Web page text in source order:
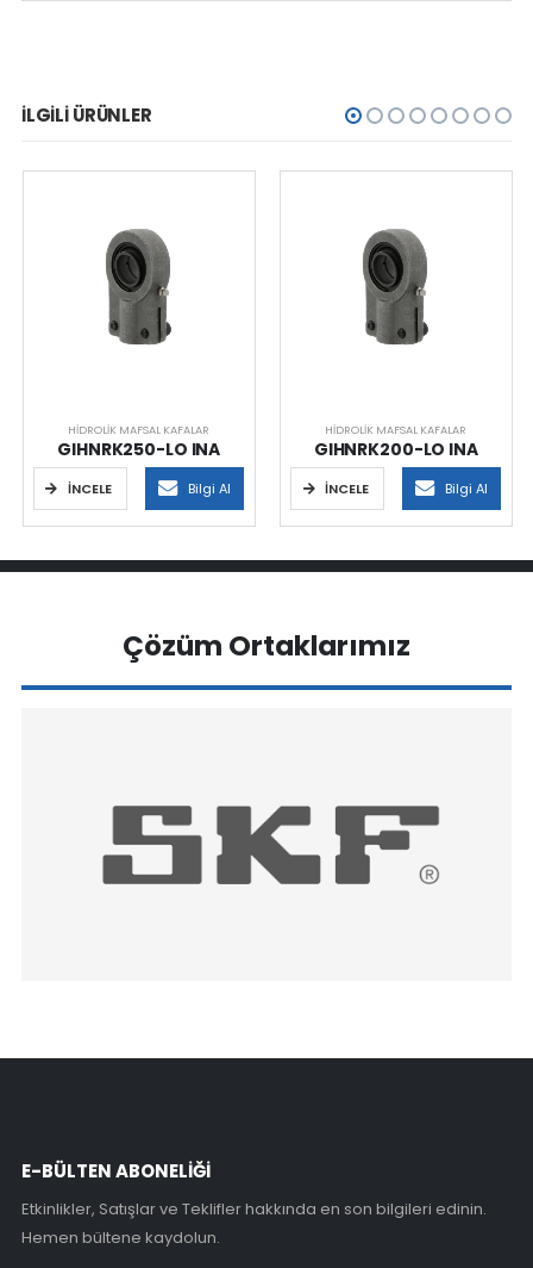
İLGILI ÜRÜNLER
HIDROLIK MAFSAL KAFALAR
GIHNRK250-LO INA
İNCELE Bilgi Al
HIDROLIK MAFSAL KAFALAR
GIHNRK200-LO INA
İNCELE Bilgi Al
Çözüm Ortaklarımız
E-BÜLTEN ABONELİĞİ
Etkinlikler, Satışlar ve Teklifler hakkında en son bilgileri edinin.
Hemen bültene kaydolun.